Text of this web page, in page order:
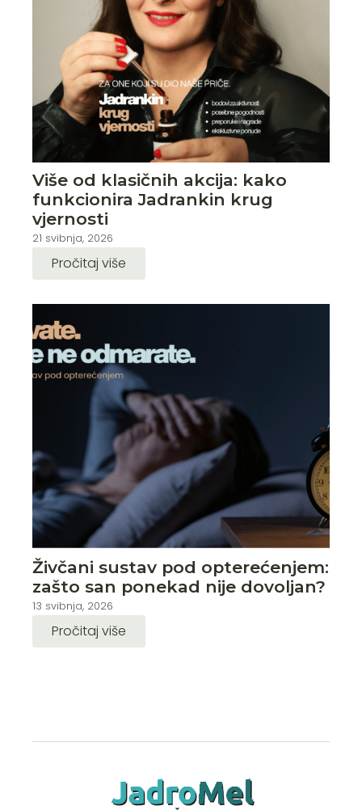
Više od klasičnih akcija: kako
funkcionira Jadrankin krug
vjernosti
21 svibnja, 2026
Pročitaj više
Živčani sustav pod opterećenjem:
zašto san ponekad nije dovoljan?
13 svibnja, 2026
Pročitaj više